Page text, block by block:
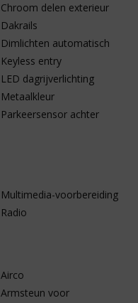
Chroom delen exterieur
Dakrails
Dimlichten automatisch
Keyless entry
LED dagrijverlichting
Metaalkleur
Parkeersensor achter
Multimedia-voorbereiding
Radio
Airco
Armsteun voor